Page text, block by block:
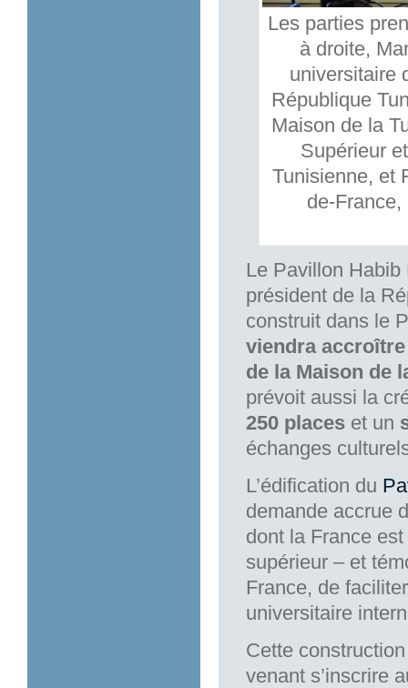
Les parties
à droite,
universitaire
République
Maison de la
Supérieur
Tunisienne, et
de-France,
Le Pavillon
président de la
construit dans le
viendra accroître
de la Maison de
prévoit aussi la
250 places et un
échanges
L’édification du
demande accrue
dont la France
supérieur – et
France, de
universitaire
Cette
venant s’inscrire